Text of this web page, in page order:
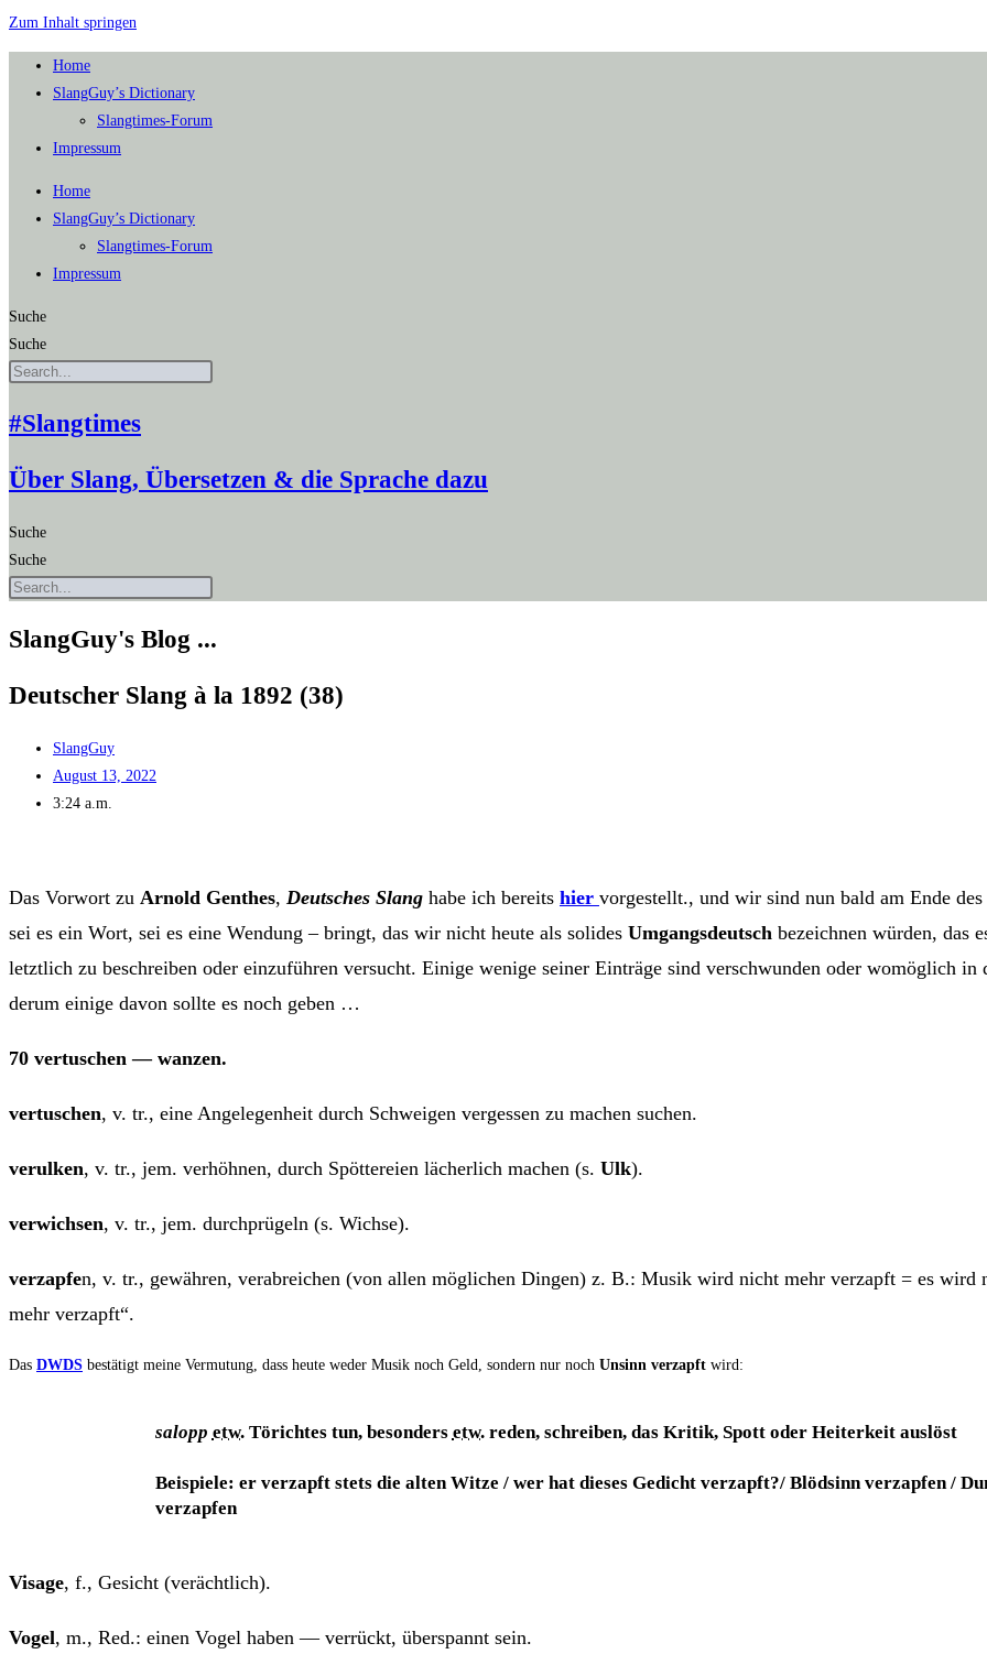
Zum Inhalt springen
Home
SlangGuy’s Dic­tion­a­ry
Slang­times-Forum
Impres­sum
Home
SlangGuy’s Dic­tion­a­ry
Slang­times-Forum
Impres­sum
Suche
Suche
#Slangtimes
Über Slang, Übersetzen & die Sprache dazu
Suche
Suche
SlangGuy's Blog ...
Deut­scher Slang à la 1892 (38)
SlangGuy
August 13, 2022
3:24 a.m.
Das Vor­wort zu Arnold Gen­thes, Deut­sches Slang habe ich bereits hier vor­ge­stellt., und wir sind nun bald am Ende
sei es ein Wort, sei es eine Wen­dung – bringt, das wir nicht heu­te als soli­des Umgangs­deutsch bezeich­nen wür­den, das
letzt­lich zu beschrei­ben oder ein­zu­füh­ren ver­sucht. Eini­ge weni­ge sei­ner Ein­trä­ge sind ver­schwun­den oder womög­lich
der­um eini­ge davon soll­te es noch geben …
70 ver­tu­schen — wanzen.
ver­tu­schen, v. tr., eine Ange­le­gen­heit durch Schwei­gen ver­ges­sen zu machen suchen.
ver­ul­ken, v. tr., jem. ver­höh­nen, durch Spöt­te­rei­en lächer­lich machen (s. Ulk).
ver­wich­sen, v. tr., jem. durch­prü­geln (s. Wichse).
ver­zap­fen, v. tr., gewäh­ren, ver­ab­rei­chen (von allen mög­li­chen Din­gen) z. B.: Musik wird nicht mehr ver­zapft = es
mehr verzapft“.
Das DWDS bestä­tigt mei­ne Ver­mu­tung, dass heu­te weder Musik noch Geld, son­dern nur noch Unsinn ver­zapft wird:
salopp etw.Törich­tes tun, beson­ders etw.reden, schrei­ben, das Kri­tik, Spott oder Hei­ter­keit auslöst
Bei­spie­le: er ver­zapftstets die alten Wit­ze / wer hat die­ses Gedicht ver­zapft?/ Blöd­sinn ver­zap­fen /
ver­zap­fen
Visa­ge, f., Gesicht (ver­ächt­lich).
Vogel, m., Red.: einen Vogel haben — ver­rückt, über­spannt sein.